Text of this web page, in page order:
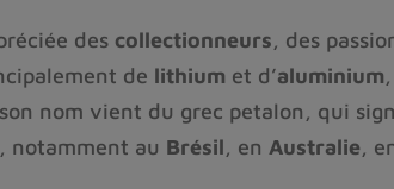
des collectionneurs, des
de lithium et d’aluminium
nom vient du grec petalon , qui
notamment au Brésil, en Australie,